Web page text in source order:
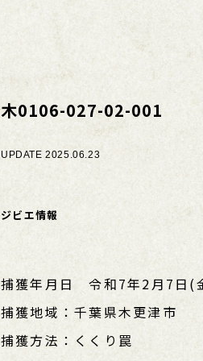
木0106-027-02-001
UPDATE 2025.06.23
ジビエ情報
捕獲年月日 令和7年2月7日(
捕獲地域：千葉県木更津市
捕獲方法：くくり罠